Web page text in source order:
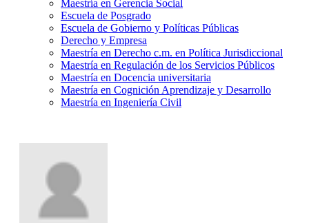
Maestría en Gerencia Social
Escuela de Posgrado
Escuela de Gobierno y Políticas Públicas
Derecho y Empresa
Maestría en Derecho c.m. en Política Jurisdiccional
Maestría en Regulación de los Servicios Públicos
Maestría en Docencia universitaria
Maestría en Cognición Aprendizaje y Desarrollo
Maestría en Ingeniería Civil